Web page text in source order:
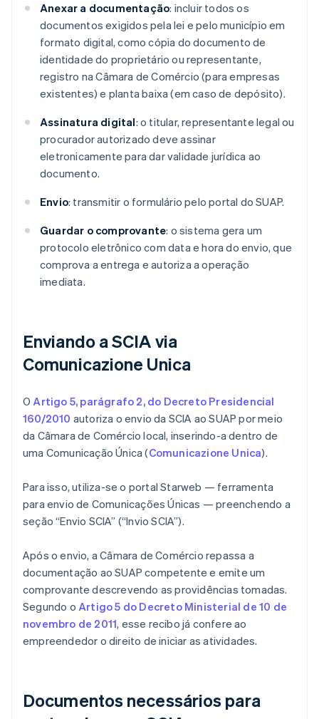
Anexar a documentação: incluir todos os
documentos exigidos pela lei e pelo município em
formato digital, como cópia do documento de
identidade do proprietário ou representante,
registro na Câmara de Comércio (para empresas
existentes) e planta baixa (em caso de depósito).
Assinatura digital: o titular, representante legal ou
procurador autorizado deve assinar
eletronicamente para dar validade jurídica ao
documento.
Envio: transmitir o formulário pelo portal do SUAP.
Guardar o comprovante: o sistema gera um
protocolo eletrônico com data e hora do envio, que
comprova a entrega e autoriza a operação
imediata.
Enviando a SCIA via
Comunicazione Unica
OArtigo 5, parágrafo 2, do Decreto Presidencial
160/2010 autoriza o envio da SCIA ao SUAP por meio
da Câmara de Comércio local, inserindo-a dentro de
uma Comunicação Única (Comunicazione Unica).
Para isso, utiliza-se o portal Starweb — ferramenta
para envio de Comunicações Únicas — preenchendo a
seção “Envio SCIA” (“Invio SCIA”).
Após o envio, a Câmara de Comércio repassa a
documentação ao SUAP competente e emite um
comprovante descrevendo as providências tomadas.
Segundo o Artigo 5 do Decreto Ministerial de 10 de
novembro de 2011, esse recibo já confere ao
empreendedor o direito de iniciar as atividades.
Documentos necessários para